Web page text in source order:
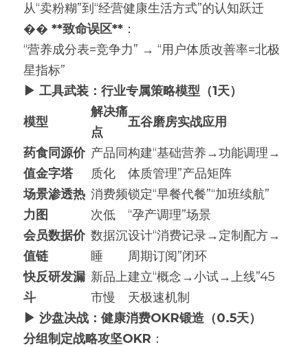
从“卖粉糊”到“经营健康生活方式”的认知跃迁
�� **致命误区** ：
“营养成分表=竞争力” → “用户体质改善率=北极
星指标”
▶ 工具武装：行业专属策略模型（1天）
模型
解决痛
点
五谷磨房实战应用
药食同源价
值金字塔
产品同
质化
构建“基础营养→功能调理→
体质管理”产品矩阵
场景渗透热
力图
消费频
次低
锁定“早餐代餐”“加班续航”
“孕产调理”场景
会员数据价
值链
数据沉
睡
设计“消费记录→定制配方→
周期订阅”闭环
快反研发漏
斗
新品上
市慢
建立“概念→小试→上线”45
天极速机制
▶ 沙盘决战：健康消费OKR锻造（0.5天）
分组制定战略攻坚OKR ：